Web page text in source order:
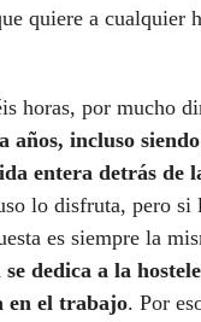
quiere a cualquier
horas, por mucho
años, incluso
entera detrás de
lo disfruta, pero si
es siempre la
se dedica a la
en el trabajo. Por